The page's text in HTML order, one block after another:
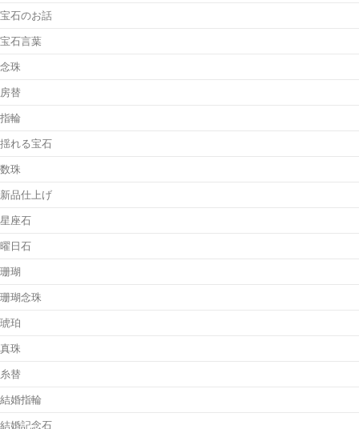
宝石のお話
宝石言葉
念珠
房替
指輪
揺れる宝石
数珠
新品仕上げ
星座石
曜日石
珊瑚
珊瑚念珠
琥珀
真珠
糸替
結婚指輪
結婚記念石